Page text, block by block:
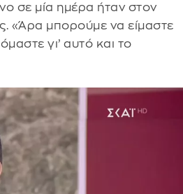
σε μία ημέρα ήταν στον
«Άρα μπορούμε να είμαστε
γι’ αυτό και το